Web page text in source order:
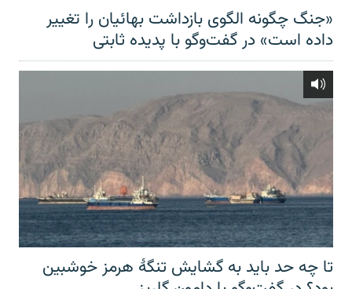
«جنگ چگونه الگوی بازداشت بهائیان را تغییر
داده است» در گفت‌وگو با پدیده ثابتی
تا چه حد باید به گشایش تنگهٔ هرمز خوشبین